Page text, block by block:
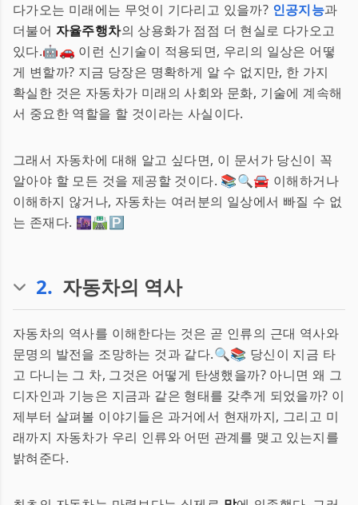
다가오는 미래에는 무엇이 기다리고 있을까? 인공지능과
더불어 자율주행차의 상용화가 점점 더 현실로 다가오고
있다.🤖🚗 이런 신기술이 적용되면, 우리의 일상은 어떻
게 변할까? 지금 당장은 명확하게 알 수 없지만, 한 가지
확실한 것은 자동차가 미래의 사회와 문화, 기술에 계속해
서 중요한 역할을 할 것이라는 사실이다.
그래서 자동차에 대해 알고 싶다면, 이 문서가 당신이 꼭
알아야 할 모든 것을 제공할 것이다. 📚🔍🚘 이해하거나
이해하지 않거나, 자동차는 여러분의 일상에서 빠질 수 없
는 존재다. 🌆🛣️🅿️
2. 자동차의 역사
자동차의 역사를 이해한다는 것은 곧 인류의 근대 역사와
문명의 발전을 조망하는 것과 같다.🔍📚 당신이 지금 타
고 다니는 그 차, 그것은 어떻게 탄생했을까? 아니면 왜 그
디자인과 기능은 지금과 같은 형태를 갖추게 되었을까? 이
제부터 살펴볼 이야기들은 과거에서 현재까지, 그리고 미
래까지 자동차가 우리 인류와 어떤 관계를 맺고 있는지를
밝혀준다.